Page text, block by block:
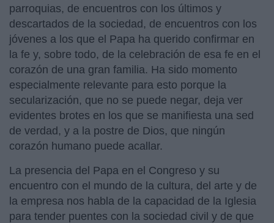
parroquias, de encuentros con los últimos y
descartados de la sociedad, de encuentros con los
jóvenes a los que el Papa ha querido confirmar en
la fe y, sobre todo, de la celebración de esa fe en el
corazón de una gran familia. Ha sido momento
especialmente relevante para esto porque la
secularización, que no se puede negar, deja ver
evidentes brotes en los que se manifiesta una sed
de verdad, y a la postre de Dios, que ningún
corazón humano puede acallar.
La presencia del Papa en el Congreso y su
encuentro con el mundo de la cultura, del arte y de
la empresa nos habla de la capacidad de la Iglesia
para tender puentes con la sociedad civil y de que